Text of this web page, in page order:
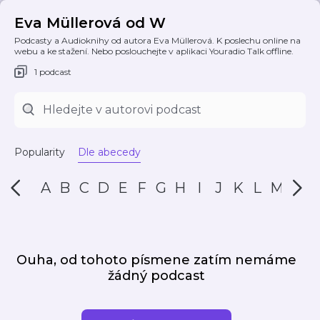
Eva Müllerová od W
Podcasty a Audioknihy od autora Eva Müllerová. K poslechu online na
webu a ke stažení. Nebo poslouchejte v aplikaci Youradio Talk offline.
1 podcast
Popularity Dle abecedy
A B C D E F G H I J K L M N
Ouha, od tohoto písmene zatím nemáme
žádný podcast